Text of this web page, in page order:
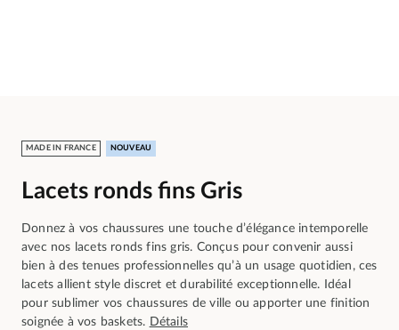
MADE IN FRANCE NOUVEAU
Lacets ronds fins Gris
Donnez à vos chaussures une touche d’élégance intemporelle
avec nos lacets ronds fins gris. Conçus pour convenir aussi
bien à des tenues professionnelles qu’à un usage quotidien, ces
lacets allient style discret et durabilité exceptionnelle. Idéal
pour sublimer vos chaussures de ville ou apporter une finition
soignée à vos baskets. Détails